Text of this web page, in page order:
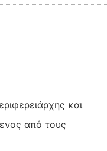
και
από τους